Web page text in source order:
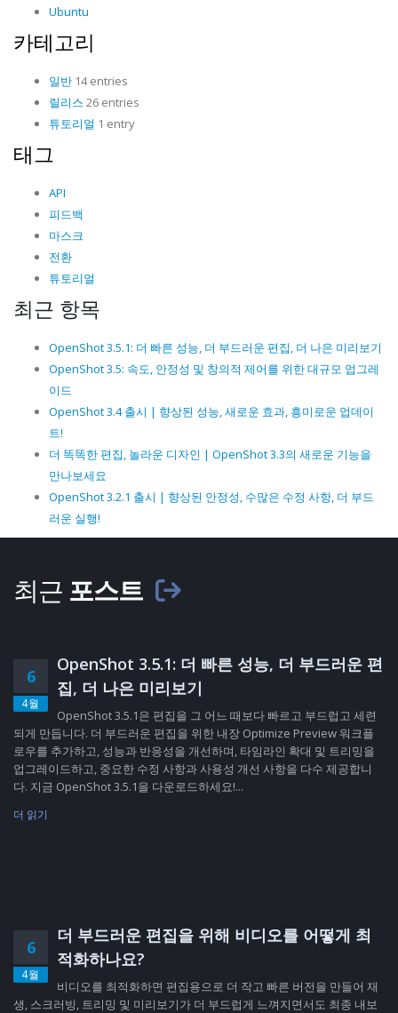
Ubuntu
카테고리
일반 14 entries
릴리스 26 entries
튜토리얼 1 entry
태그
API
피드백
마스크
전환
튜토리얼
최근 항목
OpenShot 3.5.1: 더 빠른 성능, 더 부드러운 편집, 더 나은 미리보기
OpenShot 3.5: 속도, 안정성 및 창의적 제어를 위한 대규모 업그레
이드
OpenShot 3.4 출시 | 향상된 성능, 새로운 효과, 흥미로운 업데이
트!
더 똑똑한 편집, 놀라운 디자인 | OpenShot 3.3의 새로운 기능을
만나보세요
OpenShot 3.2.1 출시 | 향상된 안정성, 수많은 수정 사항, 더 부드
러운 실행!
최근 포스트
6
4월
OpenShot 3.5.1: 더 빠른 성능, 더 부드러운 편
집, 더 나은 미리보기
OpenShot 3.5.1은 편집을 그 어느 때보다 빠르고 부드럽고 세련
되게 만듭니다. 더 부드러운 편집을 위한 내장 Optimize Preview 워크플
로우를 추가하고, 성능과 반응성을 개선하며, 타임라인 확대 및 트리밍을
업그레이드하고, 중요한 수정 사항과 사용성 개선 사항을 다수 제공합니
다. 지금 OpenShot 3.5.1을 다운로드하세요!...
더 읽기
6
4월
더 부드러운 편집을 위해 비디오를 어떻게 최
적화하나요?
비디오를 최적화하면 편집용으로 더 작고 빠른 버전을 만들어 재
생, 스크러빙, 트리밍 및 미리보기가 더 부드럽게 느껴지면서도 최종 내보